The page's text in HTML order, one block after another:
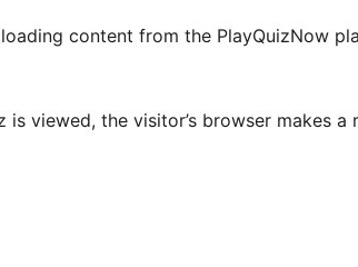
content from the PlayQuizNow
viewed, the visitor’s browser makes a